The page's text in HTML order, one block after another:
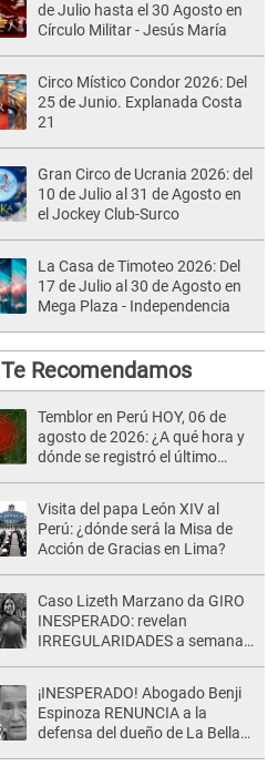
de Julio hasta el 30 Agosto en
Círculo Militar - Jesús María
Circo Místico Condor 2026: Del
25 de Junio. Explanada Costa
21
Gran Circo de Ucrania 2026: del
10 de Julio al 31 de Agosto en
el Jockey Club-Surco
La Casa de Timoteo 2026: Del
17 de Julio al 30 de Agosto en
Mega Plaza - Independencia
Te Recomendamos
Temblor en Perú HOY, 06 de
agosto de 2026: ¿A qué hora y
dónde se registró el último
Visita del papa León XIV al
Perú: ¿dónde será la Misa de
Acción de Gracias en Lima?
Caso Lizeth Marzano da GIRO
INESPERADO: revelan
IRREGULARIDADES a semanas
¡INESPERADO! Abogado Benji
Espinoza RENUNCIA a la
defensa del dueño de La Bella